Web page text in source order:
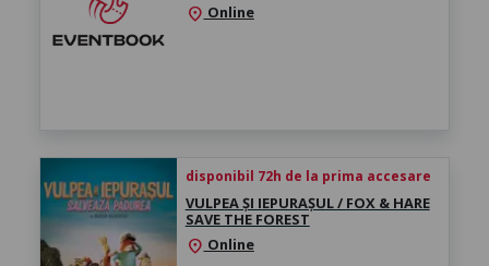
location_on Online
disponibil 72h de la prima accesare
VULPEA ȘI IEPURAȘUL / FOX & HARE
SAVE THE FOREST
location_on Online